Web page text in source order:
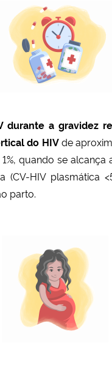
Família e dos Direitos Humanos
durante a gravidez
do HIVde
quando se alcança
(CV-HIV plasmática
parto.